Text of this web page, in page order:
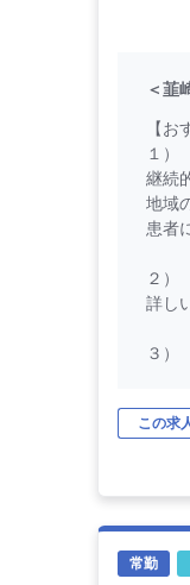
制
学
＜韮
【お
１）
継続
地域
患者
２）
詳し
３）
【勤
◇ 外
◇ 主
◇ 病
この求
常勤